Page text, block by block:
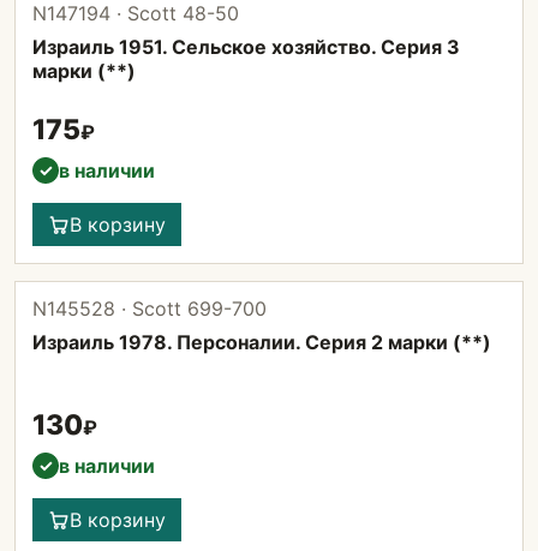
N147194 · Scott 48-50
Израиль 1951. Сельское хозяйство. Серия 3
марки (**)
175₽
✓ в наличии
В корзину
N145528 · Scott 699-700
Израиль 1978. Персоналии. Серия 2 марки (**)
130₽
✓ в наличии
В корзину